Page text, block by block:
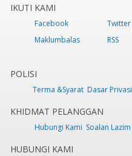
IKUTI KAMI
Facebook Twitter
Maklumbalas
RSS
POLISI
Terma &Syarat Dasar Privasi
KHIDMAT PELANGGAN
Hubungi Kami Soalan Lazim
HUBUNGI KAMI